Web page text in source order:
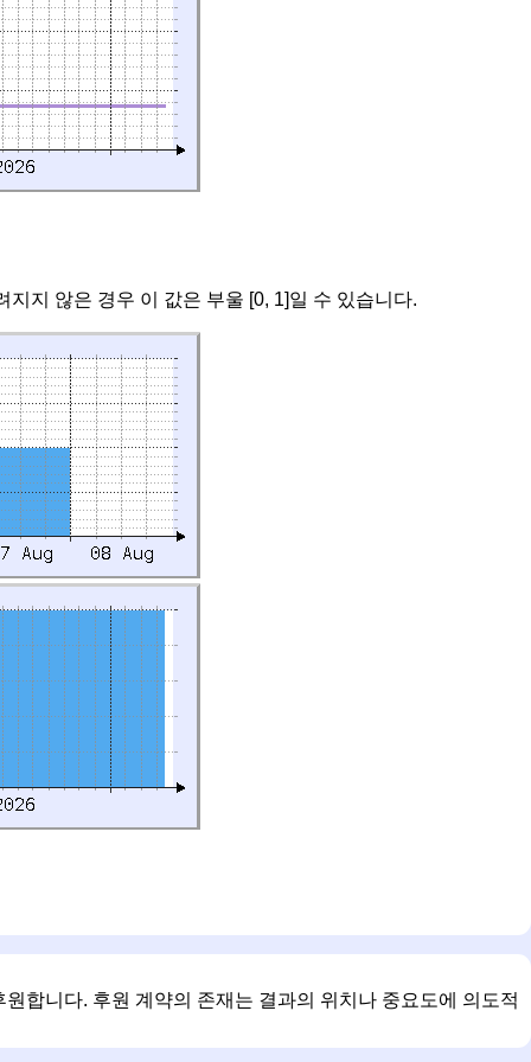
지 않은 경우 이 값은 부울 [0, 1]일 수 있습니다.
합니다. 후원 계약의 존재는 결과의 위치나 중요도에 의도적